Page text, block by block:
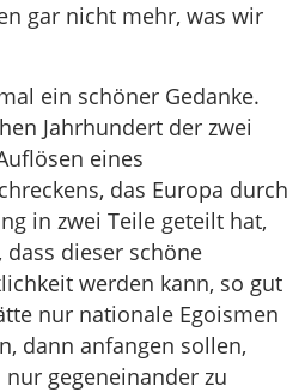
gar nicht mehr, was wir
ein schöner Gedanke.
Jahrhundert der zwei
eines
das Europa durch
in zwei Teile geteilt hat,
dass dieser schöne
werden kann, so gut
nur nationale Egoismen
dann anfangen sollen,
gegeneinander zu